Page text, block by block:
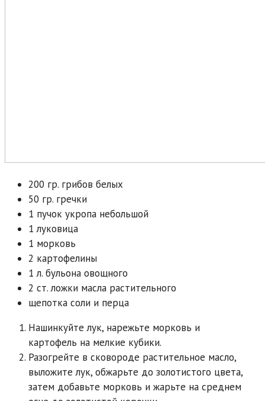
200 гр. грибов белых
50 гр. гречки
1 пучок укропа небольшой
1 луковица
1 морковь
2 картофелины
1 л. бульона овощного
2 ст. ложки масла растительного
щепотка соли и перца
Нашинкуйте лук, нарежьте морковь и
картофель на мелкие кубики.
Разогрейте в сковороде растительное масло,
выложите лук, обжарьте до золотистого цвета,
затем добавьте морковь и жарьте на среднем